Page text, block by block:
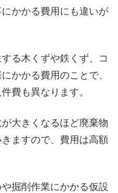
かかる費用にも違いが
る木くずや鉄くず、コ
かかる費用のことで、
費も異なります。
大きくなるほど廃棄物
ますので、費用は高額
掘削作業にかかる仮設